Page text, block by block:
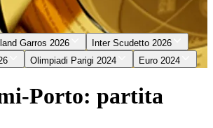
Garros 2026
Inter Scudetto 2026
Olimpiadi Parigi 2024 Euro 2024
Porto: partita